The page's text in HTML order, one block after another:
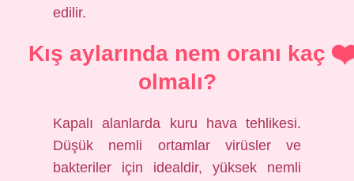
edilir.
Kış aylarında nem oranı kaç
olmalı?
Kapalı alanlarda kuru hava tehlikesi.
Düşük nemli ortamlar virüsler ve
bakteriler için idealdir, yüksek nemli